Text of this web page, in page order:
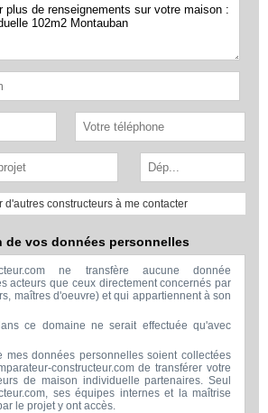
d'autres constructeurs à me contacter
de vos données personnelles
ne transfère aucune donnée
acteurs que ceux directement concernés par
maîtres d'oeuvre) et qui appartiennent à son
ce domaine ne serait effectuée qu'avec
mes données personnelles soient collectées
constructeur.com de transférer votre
de maison individuelle partenaires. Seul
ses équipes internes et la maîtrise
le projet y ont accès.